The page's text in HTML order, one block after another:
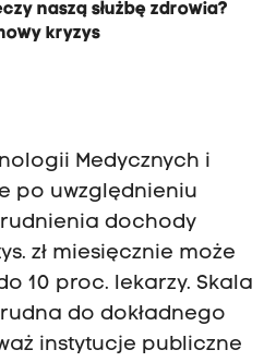
naszą służbę zdrowia?
kryzys
Medycznych i
po uwzględnieniu
dochody
zł miesięcznie może
10 proc. lekarzy. Skala
do dokładnego
instytucje publiczne